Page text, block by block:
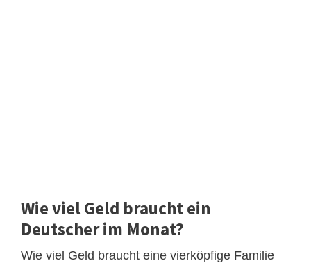
Wie viel Geld braucht ein
Deutscher im Monat?
Wie viel Geld braucht eine vierköpfige Familie